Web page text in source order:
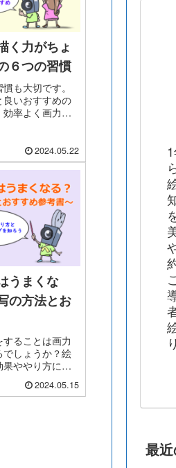
く力がちょ
６つの習慣
も大切です。
いおすすめの
率よく画力を
2024.05.22
うまくな
の方法とお
ることは画力
しょうか？絵
ややり方につ
2024.05.15
最